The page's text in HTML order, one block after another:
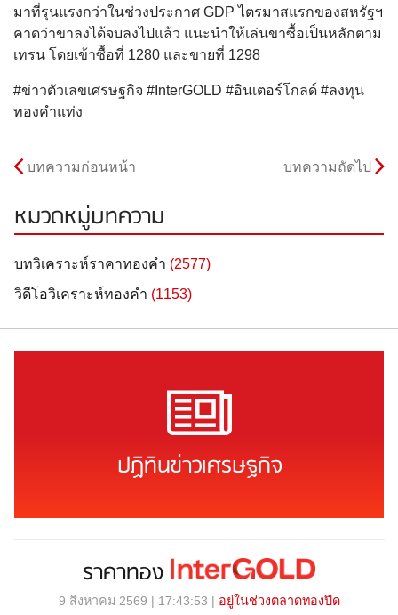
มาที่รุนแรงกว่าในช่วงประกาศ GDP ไตรมาสแรกของสหรัฐฯ
คาดว่าขาลงได้จบลงไปแล้ว แนะนำให้เล่นขาซื้อเป็นหลักตาม
เทรน โดยเข้าซื้อที่ 1280 และขายที่ 1298
#ข่าวตัวเลขเศรษฐกิจ #InterGOLD #อินเตอร์โกลด์ #ลงทุน
ทองคำแท่ง
บทความก่อนหน้า บทความถัดไป
หมวดหมู่บทความ
บทวิเคราะห์ราคาทองคำ (2577)
วิดีโอวิเคราะห์ทองคำ (1153)
ปฏิทินข่าวเศรษฐกิจ
ราคาทอง
9 สิงหาคม 2569 | 17:43:53 | อยู่ในช่วงตลาดทองปิด